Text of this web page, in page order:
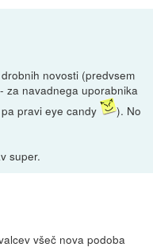
novosti (predvsem
za navadnega uporabnika
pravi eye candy
). No
super.
všeč nova podoba